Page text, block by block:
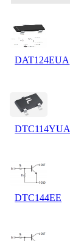
DAT124EUA
DTC114YUA
DTC144EE